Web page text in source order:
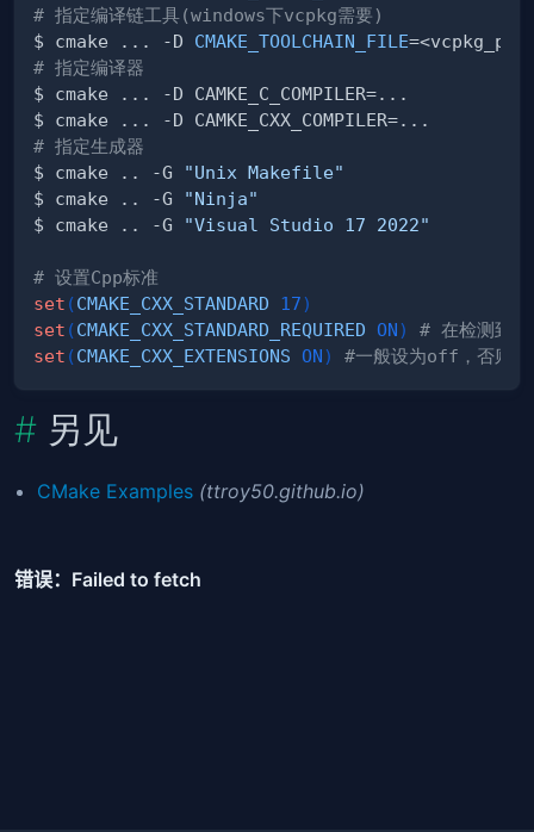
# 指定编译链工具(windows下vcpkg需要)
$ cmake ... -D CMAKE_TOOLCHAIN_FILE
# 指定编译器
# 指定生成器
$ cmake .. -G
"Unix Makefile"
$ cmake .. -G
"Ninja"
$ cmake .. -G
"Visual Studio 17 2022"
# 设置Cpp标准
set (CMAKE_CXX_STANDARD 17)
set (CMAKE_CXX_STANDARD_REQUIRED ON)
# 在检测到不
set (CMAKE_CXX_EXTENSIONS ON) #一般设为off，否则在
另见
CMake Examples (ttroy50.github.io)